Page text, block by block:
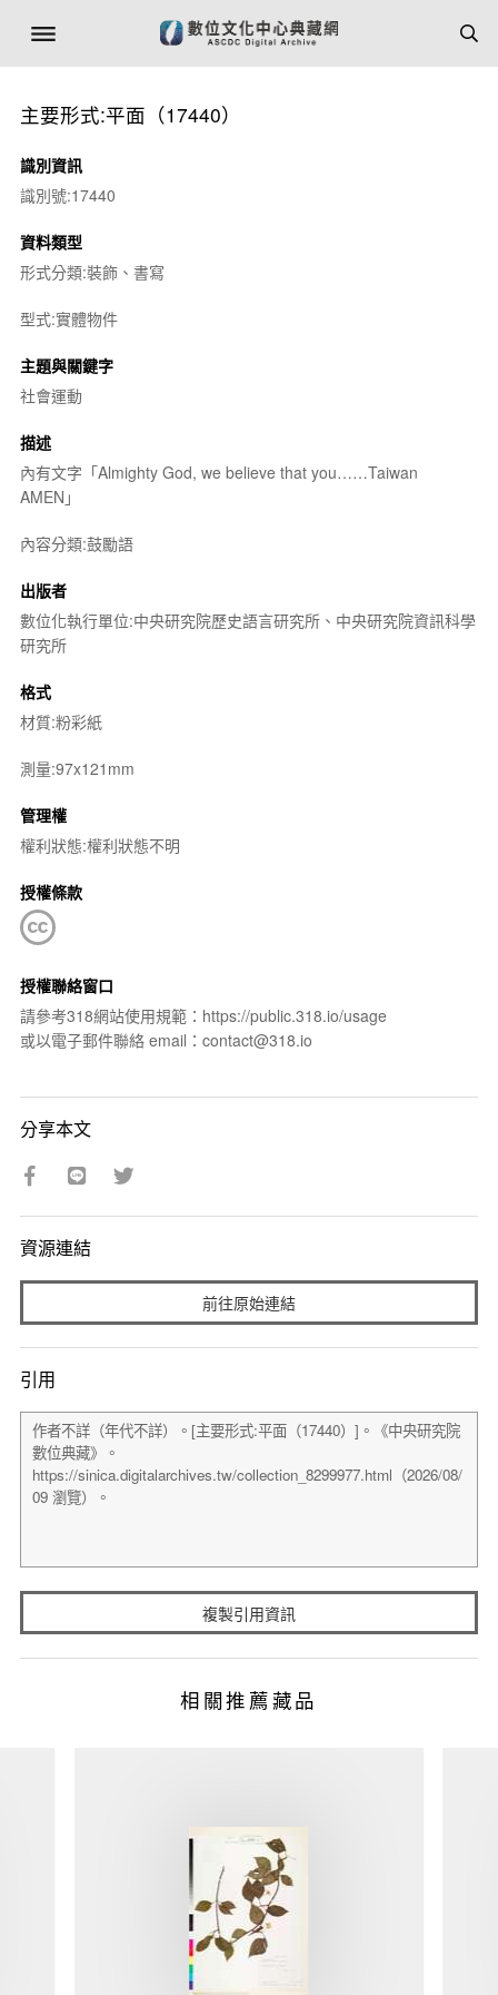
主要形式:平面（17440）
識別資訊
識別號:17440
資料類型
形式分類:裝飾、書寫
型式:實體物件
主題與關鍵字
社會運動
描述
內有文字「Almighty God, we believe that you……Taiwan
AMEN」
內容分類:鼓勵語
出版者
數位化執行單位:中央研究院歷史語言研究所、中央研究院資訊科學
研究所
格式
材質:粉彩紙
測量:97x121mm
管理權
權利狀態:權利狀態不明
授權條款
授權聯絡窗口
請參考318網站使用規範：https://public.318.io/usage
或以電子郵件聯絡 email：contact@318.io
分享本文
資源連結
前往原始連結
引用
複製引用資訊
相關推薦藏品